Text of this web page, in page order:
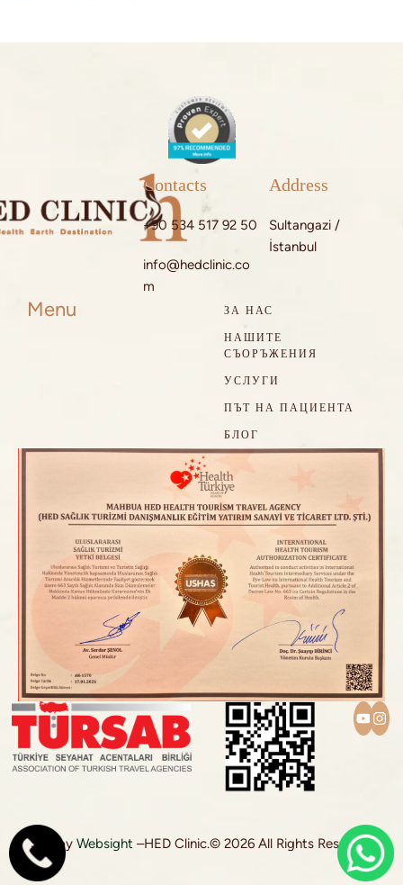
Contacts
+90 534 517 92 50
m
İstanbul
Menu
СЪОРЪЖЕНИЯ
Site by © 2026 All Rights Reserved